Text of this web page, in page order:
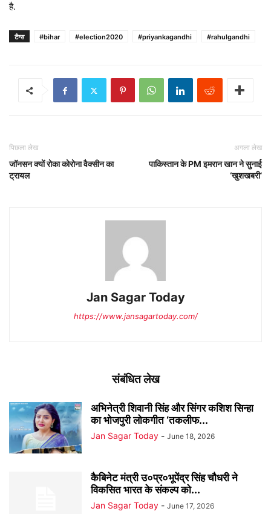
है.
टैग्स #bihar #election2020 #priyankagandhi #rahulgandhi
पिछला लेख
जॉनसन क्यों रोका कोरोना वैक्सीन का
ट्रायल
अगला लेख
पाकिस्तान के PM इमरान खान ने सुनाई
‘खुशखबरी’
Jan Sagar Today
https://www.jansagartoday.com/
संबंधित लेख
अभिनेत्री शिवानी सिंह और सिंगर कशिश सिन्हा
का भोजपुरी लोकगीत ‘तकलीफ...
Jan Sagar Today - June 18, 2026
कैबिनेट मंत्री उ०प्र०भूपेंद्र सिंह चौधरी ने
विकसित भारत के संकल्प को...
Jan Sagar Today - June 17, 2026